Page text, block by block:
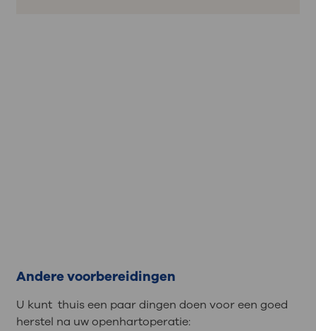
Andere voorbereidingen
U kunt thuis een paar dingen doen voor een goed
herstel na uw openhartoperatie: